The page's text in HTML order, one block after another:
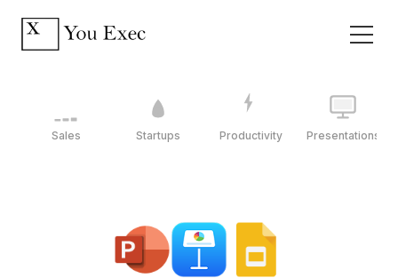
Sales Startups Productivity Presentations